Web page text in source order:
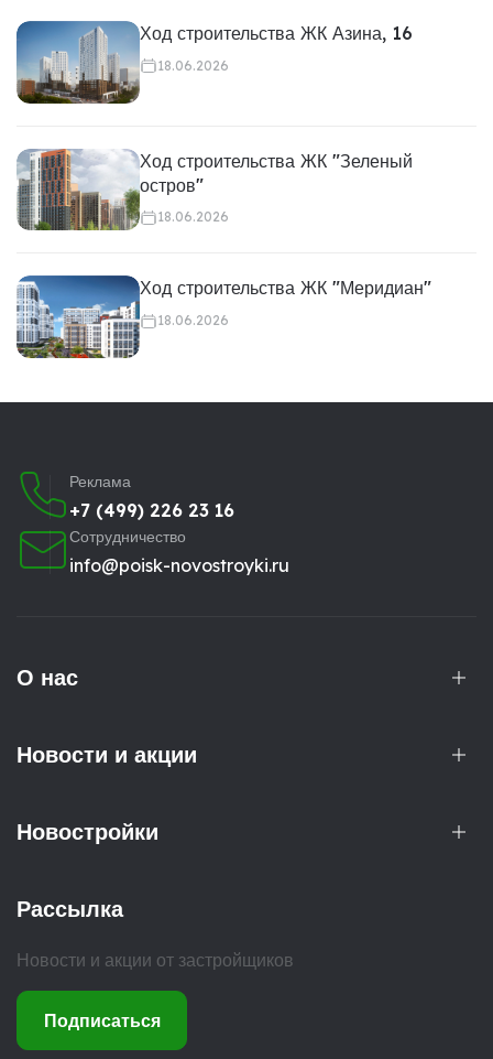
Ход строительства ЖК Азина, 16
18.06.2026
Ход строительства ЖК "Зеленый
остров"
18.06.2026
Ход строительства ЖК "Меридиан"
18.06.2026
Реклама
+7 (499) 226 23 16
Сотрудничество
info@poisk-novostroyki.ru
О нас
Новости и акции
Новостройки
Рассылка
Новости и акции от застройщиков
Подписаться